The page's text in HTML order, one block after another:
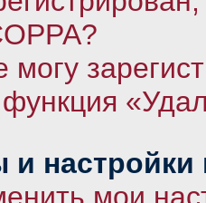
настройки